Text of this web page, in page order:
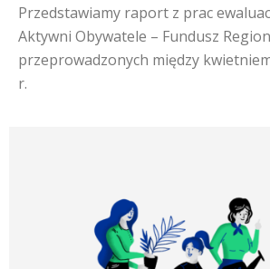
Przedstawiamy raport z prac
Aktywni Obywatele – Fundusz
przeprowadzonych między
r.